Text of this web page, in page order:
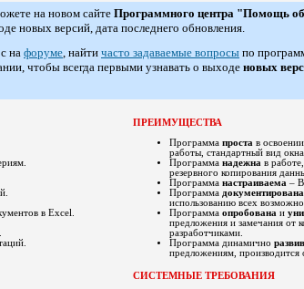
на новом сайте Программного центра "Помощь
новых версий, дата последнего обновления.
на форуме , найти часто задаваемые вопросы по
чтобы всегда первыми узнавать о выходеновых
в Excel
ПРЕИМУЩЕСТВА
Программа проста в
работы, стандартный вид
Программа надежна в
резервного копирования
Программа настраиваема –
Программа документирована
использованию всех
Программа опробована и
предложения и замечания от
разработчиками.
Программа динамично
предложениям, производится
СИСТЕМНЫЕ ТРЕБОВАНИЯ